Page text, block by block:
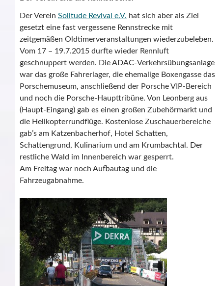
Der Verein Solitude Revival e.V. hat sich aber als Ziel
gesetzt eine fast vergessene Rennstrecke mit
zeitgemäßen Oldtimerveranstaltungen wiederzubeleben.
Vom 17 – 19.7.2015 durfte wieder Rennluft
geschnuppert werden. Die ADAC-Verkehrsübungsanlage
war das große Fahrerlager, die ehemalige Boxengasse das
Porschemuseum, anschließend der Porsche VIP-Bereich
und noch die Porsche-Haupttribüne. Von Leonberg aus
(Haupt-Eingang) gab es einen großen Zubehörmarkt und
die Helikopterrundflüge. Kostenlose Zuschauerbereiche
gab’s am Katzenbacherhof, Hotel Schatten,
Schattengrund, Kulinarium und am Krumbachtal. Der
restliche Wald im Innenbereich war gesperrt.
Am Freitag war noch Aufbautag und die
Fahrzeugabnahme.